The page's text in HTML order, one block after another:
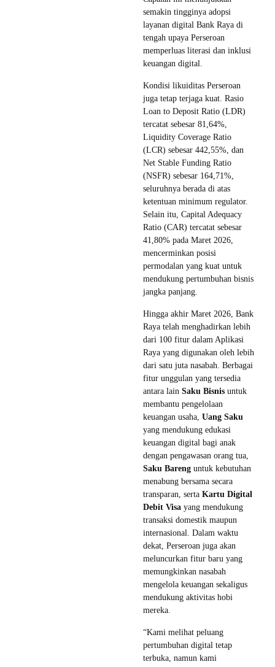
semakin tingginya adopsi
layanan digital Bank Raya di
tengah upaya Perseroan
memperluas literasi dan inklusi
keuangan digital.
Kondisi likuiditas Perseroan
juga tetap terjaga kuat. Rasio
Loan to Deposit Ratio (LDR)
tercatat sebesar 81,64%,
Liquidity Coverage Ratio
(LCR) sebesar 442,55%, dan
Net Stable Funding Ratio
(NSFR) sebesar 164,71%,
seluruhnya berada di atas
ketentuan minimum regulator.
Selain itu, Capital Adequacy
Ratio (CAR) tercatat sebesar
41,80% pada Maret 2026,
mencerminkan posisi
permodalan yang kuat untuk
mendukung pertumbuhan bisnis
jangka panjang.
Hingga akhir Maret 2026, Bank
Raya telah menghadirkan lebih
dari 100 fitur dalam Aplikasi
Raya yang digunakan oleh lebih
dari satu juta nasabah. Berbagai
fitur unggulan yang tersedia
antara lain Saku Bisnis untuk
membantu pengelolaan
keuangan usaha, Uang Saku
yang mendukung edukasi
keuangan digital bagi anak
dengan pengawasan orang tua,
Saku Bareng untuk kebutuhan
menabung bersama secara
transparan, serta Kartu Digital
Debit Visa yang mendukung
transaksi domestik maupun
internasional. Dalam waktu
dekat, Perseroan juga akan
meluncurkan fitur baru yang
memungkinkan nasabah
mengelola keuangan sekaligus
mendukung aktivitas hobi
mereka.
“Kami melihat peluang
pertumbuhan digital tetap
terbuka, namun kami